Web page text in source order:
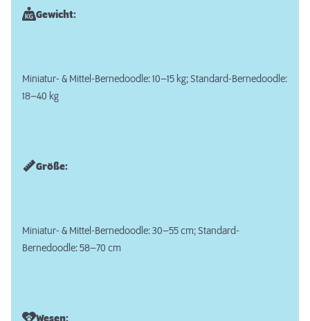
Gewicht:
Miniatur- & Mittel-Bernedoodle: 10–15 kg; Standard-Bernedoodle:
18–40 kg
Größe:
Miniatur- & Mittel-Bernedoodle: 30–55 cm; Standard-
Bernedoodle: 58–70 cm
Wesen: